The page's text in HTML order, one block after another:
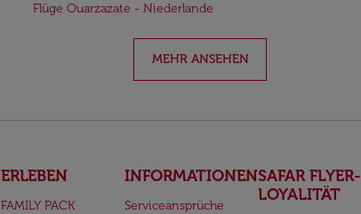
Flüge Ouarzazate - Niederlande
MEHR ANSEHEN
ERLEBEN
FAMILY PACK
INFORMATIONEN
Serviceansprüche
SAFAR FLYER-
LOYALITÄT